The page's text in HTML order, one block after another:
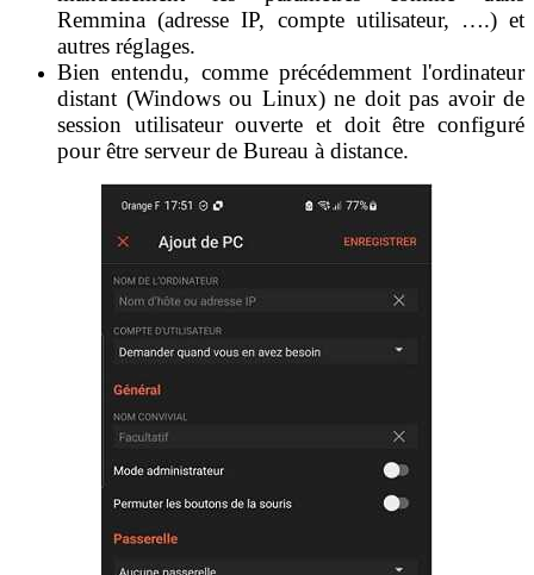
Remmina (adresse IP, compte utilisateur, ….) et
autres réglages.
Bien entendu, comme précédemment l'ordinateur
distant (Windows ou Linux) ne doit pas avoir de
session utilisateur ouverte et doit être configuré
pour être serveur de Bureau à distance.